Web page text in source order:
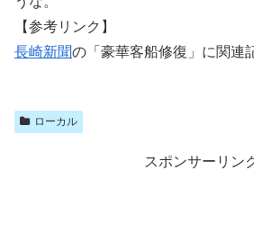
【参考リンク】
長崎新聞の「豪華客船修復」に関連
ローカル
スポンサーリン